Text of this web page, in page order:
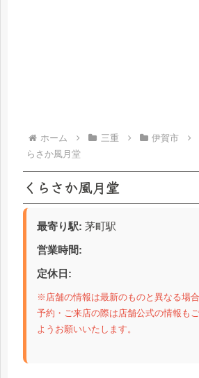
ホーム 三重 伊賀市
らさか風月堂
くらさか風月堂
最寄り駅: 茅町駅
営業時間:
定休日:
※店舗の情報は最新のものと異なる場
予約・ご来店の際は店舗公式の情報も
ようお願いいたします。